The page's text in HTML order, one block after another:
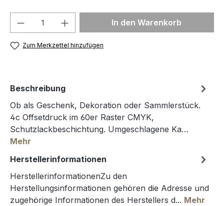
Produkt Anzahl: Gib denIn den Warenkorb
Zum Merkzettel hinzufügen
Beschreibung
Ob als Geschenk, Dekoration oder Sammlerstück.
4c Offsetdruck im 60er Raster CMYK,
Schutzlackbeschichtung. Umgeschlagene Ka…
Mehr
Herstellerinformationen
HerstellerinformationenZu den
Herstellungsinformationen gehören die Adresse und
zugehörige Informationen des Herstellers d... Mehr